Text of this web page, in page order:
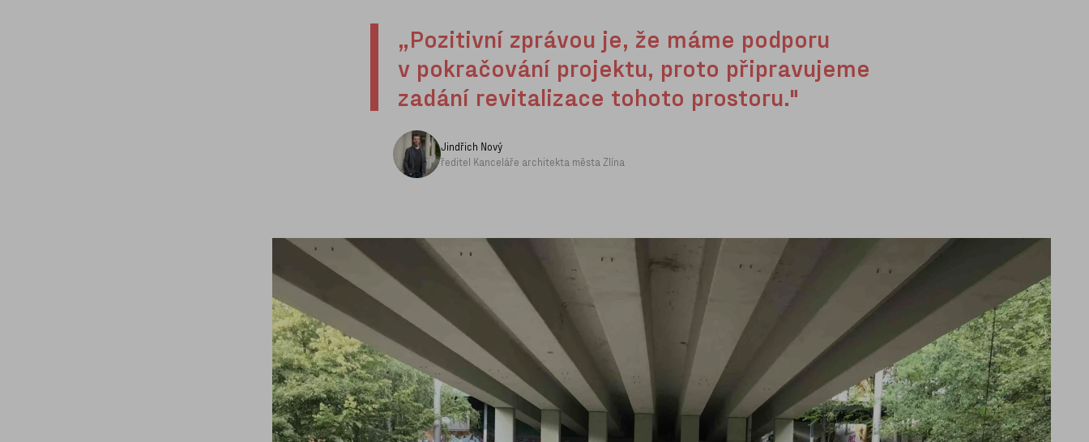
„Pozitivní zprávou je, že máme podporu
v pokračování projektu, proto připravujeme
zadání revitalizace tohoto prostoru."
Jindřich Nový
ředitel Kanceláře architekta města Zlína